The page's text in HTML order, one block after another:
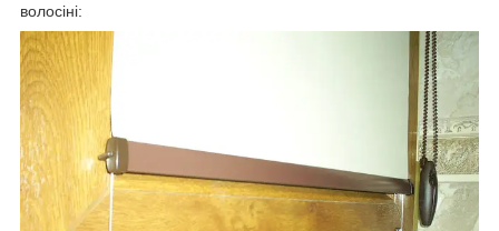
волосіні: